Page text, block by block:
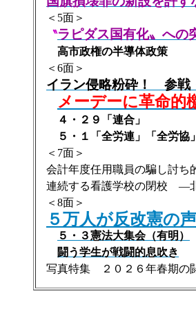
＜5面＞
〝ラピダス国有化〟への
高市政権の半導体政策
＜6面＞
イラン侵略粉砕！ 参戦
メーデーに革命的
４・２９「連合」
５・１「全労連」「全労協」
＜7面＞
会計年度任用職員の騙し討
連続する看護学校の閉校 ―
＜8面＞
５万人が反改憲の声
５・３憲法大集会（有明）
闘う学生が戦闘的息吹き
写真特集 ２０２６年春期の